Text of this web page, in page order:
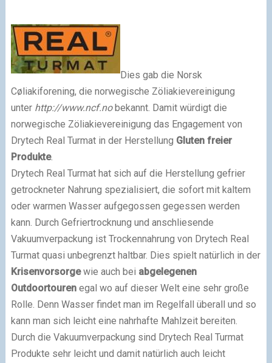
Dies gab die Norsk
Cøliakiforening, die norwegische Zöliakievereinigung
unter http://www.ncf.nobekannt. Damit würdigt die
norwegische Zöliakievereinigung das Engagement von
Drytech Real Turmat in der Herstellung Gluten freier
Produkte.
Drytech Real Turmat hat sich auf die Herstellung gefrier
getrockneter Nahrung spezialisiert, die sofort mit kaltem
oder warmen Wasser aufgegossen gegessen werden
kann. Durch Gefriertrocknung und anschliesende
Vakuumverpackung ist Trockennahrung von Drytech Real
Turmat quasi unbegrenzt haltbar. Dies spielt natürlich in der
Krisenvorsorgewie auch bei abgelegenen
Outdoortourenegal wo auf dieser Welt eine sehr große
Rolle. Denn Wasser findet man im Regelfall überall und so
kann man sich leicht eine nahrhafte Mahlzeit bereiten.
Durch die Vakuumverpackung sind Drytech Real Turmat
Produkte sehr leicht und damit natürlich auch leicht